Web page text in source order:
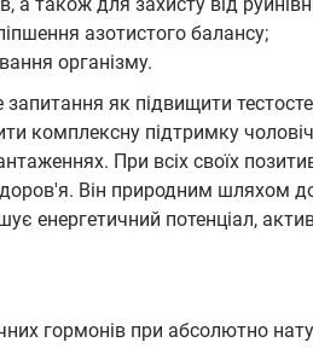
азотистого балансу;
організму.
запитання як підвищити
комплексну підтримку
При всіх своїх
Він природним шляхом
енергетичний потенціал,
гормонів при абсолютно